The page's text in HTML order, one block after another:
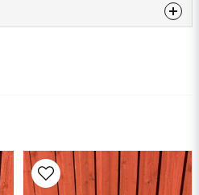
produkten...